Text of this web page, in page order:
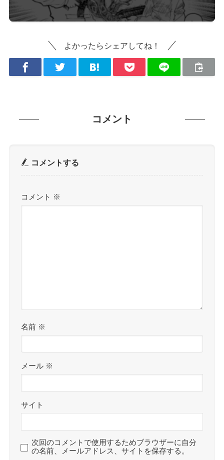
よかったらシェアしてね！
コメント
コメントする
コメント ※
名前 ※
メール ※
サイト
次回のコメントで使用するためブラウザーに自分
の名前、メールアドレス、サイトを保存する。